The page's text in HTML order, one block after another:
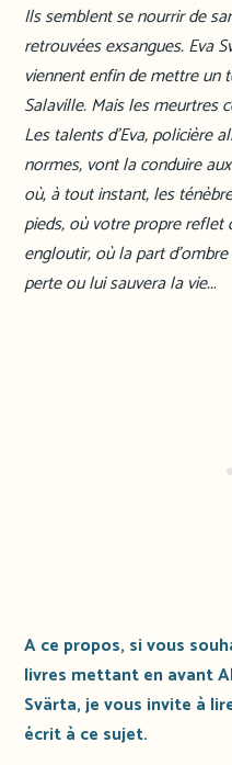
Ils semblent se nourrir de
retrouvées exsangues. Eva
viennent enfin de mettre un
Salaville. Mais les meurtres
Les talents d’Eva, policière
normes, vont la conduire
où, à tout instant, les
pieds, où votre propre
engloutir, où la part
perte ou lui sauvera la vie...
A ce propos, si vous
livres mettant en avant
Svärta, je vous invite à
écrit à ce sujet.